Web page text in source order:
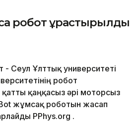
робот құрастырылды
- Сеул Ұлттық университеті
робот
қаңқасыз әрі моторсыз
жұмсақ роботын жасап
PPhys.org .